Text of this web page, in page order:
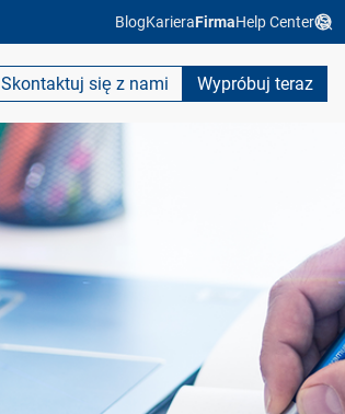
BlogKarieraFirmaHelp Center
Skontaktuj się z nami Wypróbuj teraz